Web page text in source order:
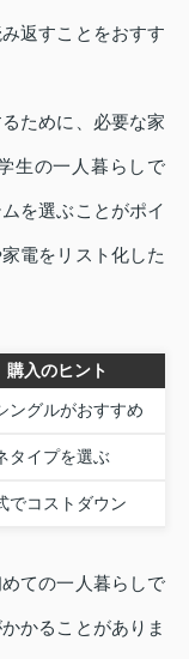
返すことをおすす
ために、必要な家
生の一人暮らしで
を選ぶことがポイ
電をリスト化した
購入のヒント
ングルがおすすめ
タイプを選ぶ
でコストダウン
ての一人暮らしで
かることがありま